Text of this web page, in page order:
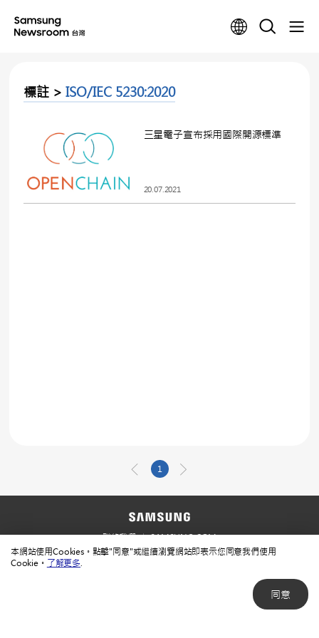
本網站使用Cookies。點擊"同意"或繼續瀏覽網站即表示您同意我們使用
Cookie。 了解更多
同意
標註 > ISO/IEC 5230:2020
三星電子宣布採用國際開源標準
20.07.2021
1
聯絡我們
SAMSUNG.COM
使用規範
隱私規範